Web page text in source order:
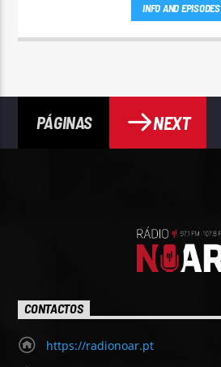
INFO AND EPISODES
PÁGINAS NEXT
CONTACTOS
https://radionoar.pt